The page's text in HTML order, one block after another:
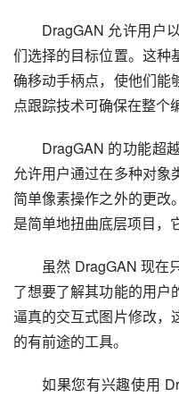
DragGAN 允许用户
们选择的目标位置。这种
确移动手柄点，使他们能
点跟踪技术可确保在整个
DragGAN 的功能超
允许用户通过在多种对象
简单像素操作之外的更改
是简单地扭曲底层项目，
虽然 DragGAN 现在
了想要了解其功能的用户
逼真的交互式图片修改，
的有前途的工具。
如果您有兴趣使用